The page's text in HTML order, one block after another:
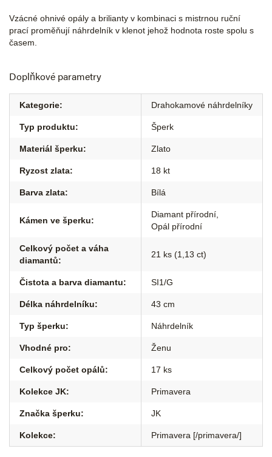
Vzácné ohnivé opály a brilianty v kombinaci s mistrnou ruční
prací proměňují náhrdelník v klenot jehož hodnota roste spolu s
časem.
Doplňkové parametry
Kategorie: Drahokamové náhrdelníky
Typ produktu: Šperk
Materiál šperku: Zlato
Ryzost zlata: 18 kt
Barva zlata: Bílá
Kámen ve šperku:
Diamant přírodní
Opál přírodní
Celkový počet a váha
diamantů:
21 ks (1,13 ct)
Čistota a barva diamantu: SI1/G
Délka náhrdelníku: 43 cm
Typ šperku: Náhrdelník
Vhodné pro: Ženu
Celkový počet opálů: 17 ks
Kolekce JK: Primavera
Značka šperku: JK
Kolekce: Primavera [/primavera/]